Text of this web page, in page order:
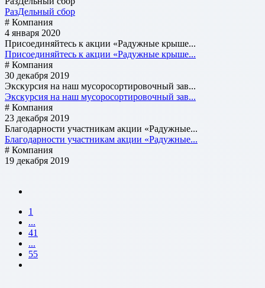
РазДельный сбор
# Компания
4 января 2020
Присоединяйтесь к акции «Радужные крыше...
Присоединяйтесь к акции «Радужные крыше...
# Компания
30 декабря 2019
Экскурсия на наш мусоросортировочный зав...
Экскурсия на наш мусоросортировочный зав...
# Компания
23 декабря 2019
Благодарности участникам акции «Радужные...
Благодарности участникам акции «Радужные...
# Компания
19 декабря 2019
1
...
41
...
55